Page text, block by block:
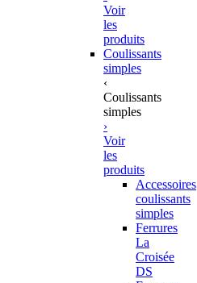
Voir
les
produits
Coulissants
simples
‹
Coulissants
simples
›
Voir
les
produits
Accessoires
coulissants
simples
Ferrures
La
Croisée
DS